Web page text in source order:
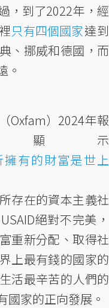
，到了2022年，經
只有四個國家達到
、挪威和德國，而
。
Oxfam）2024年報
示
有的財富是世上
存在的資本主義社
絕對不完美，
重新分配、取得社
上最有錢的國家的
活最辛苦的人們的
國家的正向發展。